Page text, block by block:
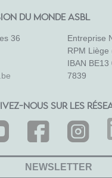
DU MONDE ASBL
36
Entreprise
RPM Liège
IBAN
7839
NOUS SUR LES
NEWSLETTER